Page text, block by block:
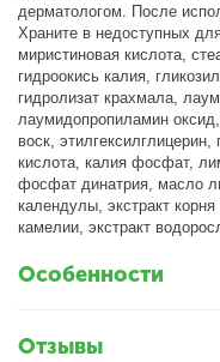
дерматологом. После
Храните в недоступных
миристиновая кислота,
гидроокись калия,
гидролизат крахмала,
лаумидопропиламин
воск,
кислота, калия фосфат,
фосфат динатрия, масло
календулы, экстракт
камелии, экстракт
Особенности
Отзывы